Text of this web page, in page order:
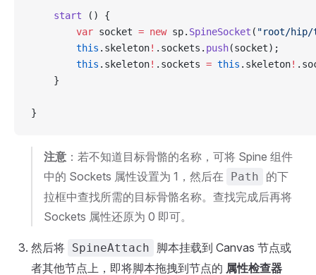
    start
() {
        var
socket = new sp. SpineSocket ( "root/
        this
.skeleton! .sockets. push(socket);
        this
.skeleton! .sockets = this .skeleton!
    }
}
注意 ：若不知道目标骨骼的名称，可将 Spine 组件
中的 Sockets 属性设置为 1，然后在
Path
的下
拉框中查找所需的目标骨骼名称。查找完成后再将
Sockets 属性还原为 0 即可。
然后将 SpineAttach
脚本挂载到 Canvas 节点或
者其他节点上，即将脚本拖拽到节点的 属性检查器